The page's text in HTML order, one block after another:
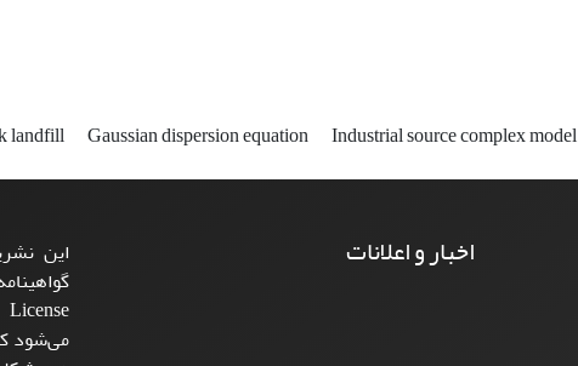
landfill Gaussian dispersion equation Industrial source complex model
اخبار و اعلانات
این
می‌شود